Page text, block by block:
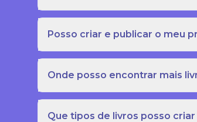
Posso criar e publicar o meu
Onde posso encontrar mais
Que tipos de livros posso